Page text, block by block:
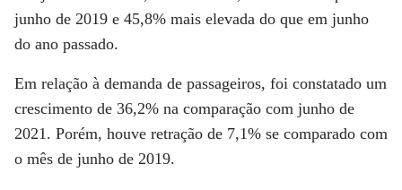
junho de 2019 e 45,8% mais elevada do que em junho
do ano passado.
Em relação à demanda de passageiros, foi constatado um
crescimento de 36,2% na comparação com junho de
2021. Porém, houve retração de 7,1% se comparado com
o mês de junho de 2019.